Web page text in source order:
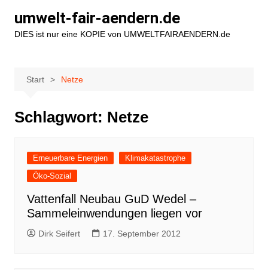
Inhalt
springen
umwelt-fair-aendern.de
DIES ist nur eine KOPIE von UMWELTFAIRAENDERN.de
Start Netze
Schlagwort: Netze
Erneuerbare Energien
Klimakatastrophe
Öko-Sozial
Vattenfall Neubau GuD Wedel –
Sammeleinwendungen liegen vor
Dirk Seifert 17. September 2012